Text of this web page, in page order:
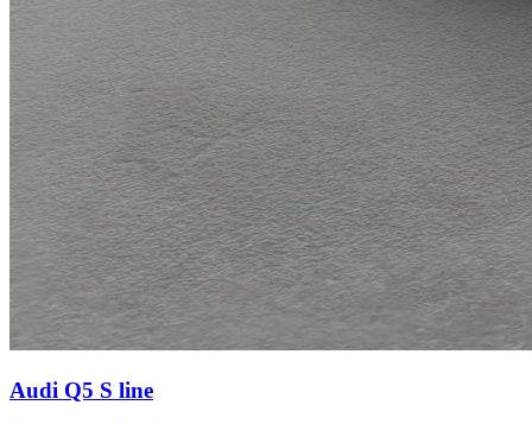
Audi Q5 S line